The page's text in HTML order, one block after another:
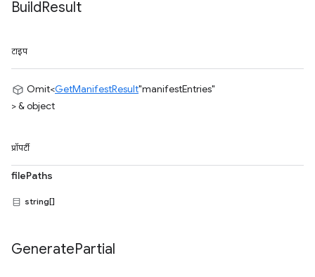
BuildResult
टाइप
Omit<GetManifestResult"manifestEntries"
> & object
प्रॉपर्टी
filePaths
string[]
GeneratePartial